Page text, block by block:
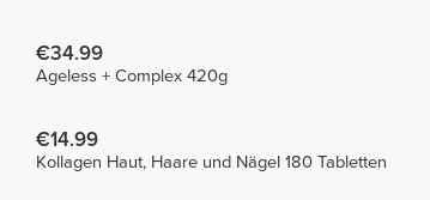
€34.99
Ageless + Complex 420g
€14.99
Kollagen Haut, Haare und Nägel 180 Tabletten